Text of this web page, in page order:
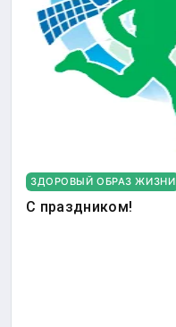
ЗДОРОВЫЙ ОБРАЗ ЖИЗНИ
С праздником!